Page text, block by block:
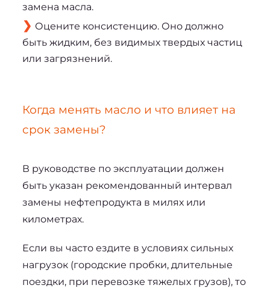
замена масла.
Оцените консистенцию. Оно должно
быть жидким, без видимых твердых частиц
или загрязнений.
Когда менять масло и что влияет на
срок замены?
В руководстве по эксплуатации должен
быть указан рекомендованный интервал
замены нефтепродукта в милях или
километрах.
Если вы часто ездите в условиях сильных
нагрузок (городские пробки, длительные
поездки, при перевозке тяжелых грузов), то